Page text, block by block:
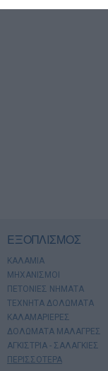
ΕΞΟΠΛΙΣΜΟΣ
ΚΑΛΑΜΙΑ
ΜΗΧΑΝΙΣΜΟΙ
ΠΕΤΟΝΙΕΣ ΝΗΜΑΤΑ
ΤΕΧΝΗΤΑ ΔΟΛΩΜΑΤΑ
ΚΑΛΑΜΑΡΙΕΡΕΣ
ΔΟΛΩΜΑΤΑ ΜΑΛΑΓΡΕΣ
ΑΓΚΙΣΤΡΙΑ - ΣΑΛΑΓΚΙΕΣ
ΠΕΡΙΣΣΟΤΕΡΑ